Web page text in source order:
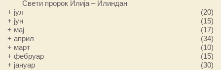
Свети пророк Илија – Илиндан
+ јул
(20)
+ јун
(15)
+ мај
(17)
+април
(34)
+ март
(10)
+фебруар
(15)
+ јануар (30)